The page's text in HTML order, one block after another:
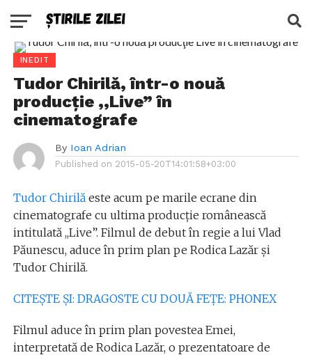
INEDIT
Tudor Chirilă, într-o nouă
producţie ,,Live” în
cinematografe
By Ioan Adrian
Published on 2015-05-20T14:01:58+03:00
Tudor Chirilăeste acum pe marile ecrane din
cinematografe cu ultima producţie românească
intitulată ,,Live”. Filmul de debut în regie a lui Vlad
Păunescu, aduce în prim plan pe Rodica Lazăr şi
Tudor Chirilă.
CITEŞTE ŞI: DRAGOSTE CU DOUĂ FEŢE: PHONEX
Filmul aduce în prim plan povestea Emei,
interpretată de Rodica Lazăr, o prezentatoare de